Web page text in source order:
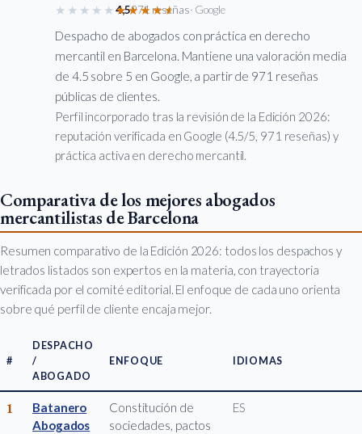
★★★★★★★★★★
4,5971 reseñas· Google
Despacho de abogados con práctica en derecho
mercantil en Barcelona. Mantiene una valoración media
de 4.5 sobre 5 en Google, a partir de 971 reseñas
públicas de clientes.
Perfil incorporado tras la revisión de la Edición 2026:
reputación verificada en Google (4.5/5, 971 reseñas) y
práctica activa en derecho mercantil.
Comparativa de los mejores abogados
mercantilistas de Barcelona
Resumen comparativo de la Edición 2026: todos los despachos y
letrados listados son expertos en la materia, con trayectoria
verificada por el comité editorial. El enfoque de cada uno orienta
sobre qué perfil de cliente encaja mejor.
#
DESPACHO
/
ABOGADO
ENFOQUE IDIOMAS
1
Batanero
Abogados
Constitución de
sociedades, pactos
ES